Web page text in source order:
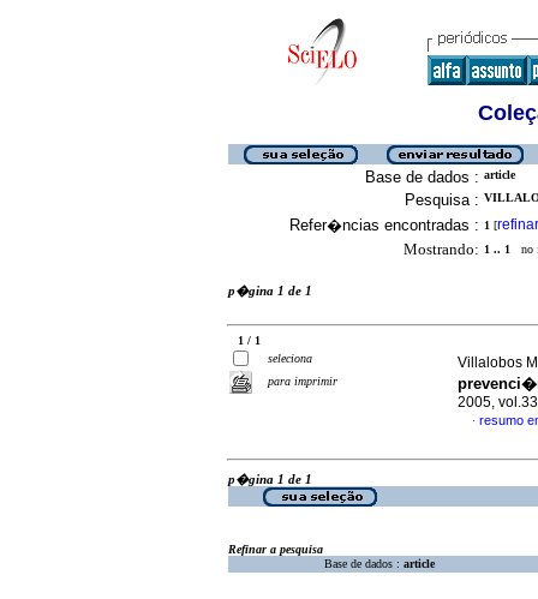
Base de dados : article
Pesquisa :
Refer�ncias encontradas : 1 [refinar
Mostrando: 1 .. 1 no
p�gina 1 de 1
1 / 1
seleciona
para imprimir
Villalobos
2005,
· resumo
p�gina 1 de 1
Refinar a pesquisa
Base de dados : article